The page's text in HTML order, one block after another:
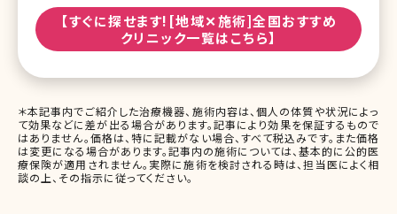
【すぐに探せます![地域✕施術]全国おすすめ
クリニック一覧はこちら】
＊本記事内でご紹介した治療機器、施術内容は、個人の体質や状況によっ
て効果などに差が出る場合があります。記事により効果を保証するもので
はありません。価格は、特に記載がない場合、すべて税込みです。また価格
は変更になる場合があります。記事内の施術については、基本的に公的医
療保険が適用されません。実際に施術を検討される時は、担当医によく相
談の上、その指示に従ってください。